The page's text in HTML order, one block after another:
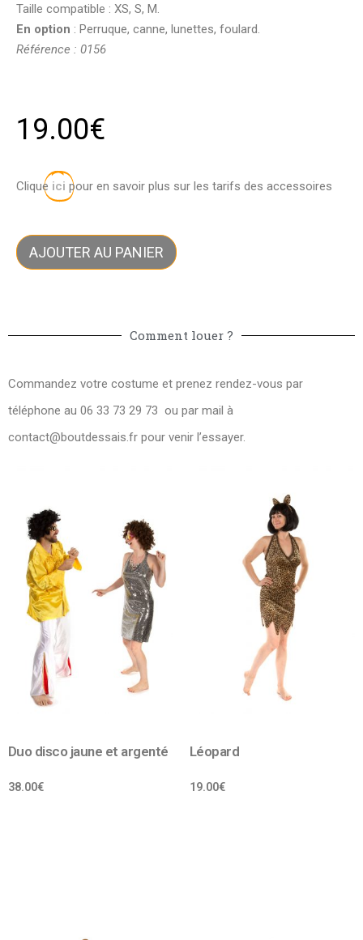
Taille compatible : XS, S, M.
En option : Perruque, canne, lunettes, foulard.
Référence : 0156
19.00€
Clique ici pour en savoir plus sur les tarifs des accessoires
AJOUTER AU PANIER
Comment louer ?
Commandez votre costume et prenez rendez-vous par
téléphone au 06 33 73 29 73 ou par mail à
contact@boutdessais.fr pour venir l’essayer.
Duo disco jaune et argenté
38.00€
Léopard
19.00€